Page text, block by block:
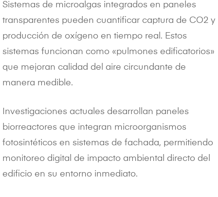
Sistemas de microalgas integrados en paneles
transparentes pueden cuantificar captura de CO2 y
producción de oxígeno en tiempo real. Estos
sistemas funcionan como «pulmones edificatorios»
que mejoran calidad del aire circundante de
manera medible.
Investigaciones actuales desarrollan paneles
biorreactores que integran microorganismos
fotosintéticos en sistemas de fachada, permitiendo
monitoreo digital de impacto ambiental directo del
edificio en su entorno inmediato.